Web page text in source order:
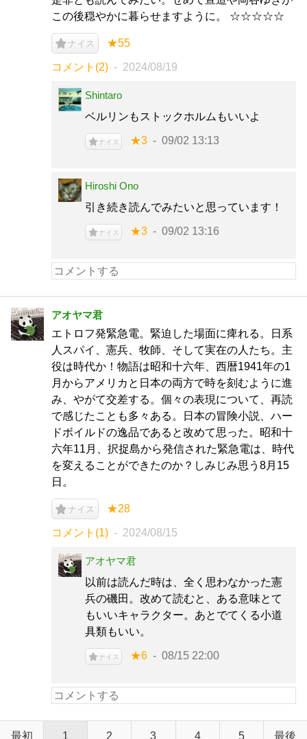
この後穏やかに暮らせますように。 ☆☆☆☆☆
ナイス ★55
コメント(2) 2024/08/19
Shintaro
ベルリンもストックホルムもいいよ
ナイス ★3 09/02 13:13
Hiroshi Ono
引き続き読んでみたいと思っています！
ナイス ★3 09/02 13:16
アオヤマ君
エトロフ発緊急電。緊迫した場面に痺れる。日系
人スパイ、憲兵、牧師、そして実在の人たち。主
役は時代か！物語は昭和十六年、西暦1941年の1
月からアメリカと日本の両方で時を刻むように進
み、やがて交差する。個々の表現について、再読
で感じたことも多々ある。日本の冒険小説、ハー
ドボイルドの逸品であると改めて思った。昭和十
六年11月、択捉島から発信された緊急電は、時代
を変えることができたのか？しみじみ思う8月15
日。
ナイス ★28
コメント(1) 2024/08/15
アオヤマ君
以前は読んだ時は、全く思わなかった憲
兵の磯田。改めて読むと、ある意味とて
もいいキャラクター。あとでてくる小道
具類もいい。
ナイス ★6 08/15 22:00
最初 1 2 3 4 5 最後